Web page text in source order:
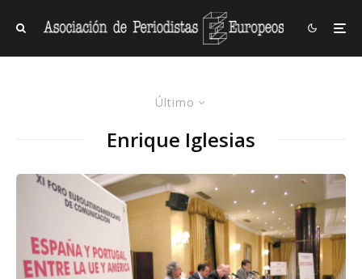
Último
Enrique Iglesias